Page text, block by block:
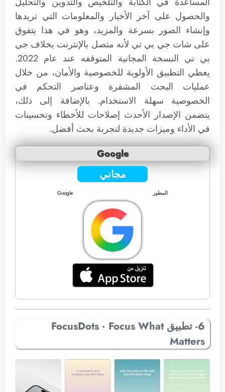
والحصول على آخر الأخبار والمعلومات التي تريدها
وإنشاء الصور بسرعة والمزيد، وهو في هذا يتفوق
على شات جي بي تي لأنه متصل بالإنترنت بخلاف جي
بي تي النسخة المجانية المتوقفه عند عام 2022.
يعطي التطبيق الأولوية للخصوصية والأمان، من خلال
عمليات البحث المشفرة وعناصر التحكم في
الخصوصية سهلة الاستخدام. بالإضافة إلى ذلك،
يتضمن الإصدار الأحدث إصلاحات للأخطاء وتحسينات
في الأداء وميزات جديدة لتجربة بحث أفضل.
Google
مجاني
المطور Google
6- تطبيق FocusDots · Focus What
Matters